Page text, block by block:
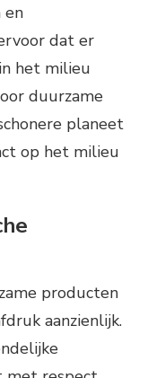
en
dat er
het milieu
duurzame
planeet
op het milieu
producten
aanzienlijk.